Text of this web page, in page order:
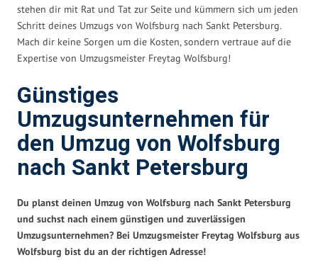
stehen dir mit Rat und Tat zur Seite und kümmern sich um jeden
Schritt deines Umzugs von Wolfsburg nach Sankt Petersburg.
Mach dir keine Sorgen um die Kosten, sondern vertraue auf die
Expertise von Umzugsmeister Freytag Wolfsburg!
Günstiges
Umzugsunternehmen für
den Umzug von Wolfsburg
nach Sankt Petersburg
Du planst deinen Umzug von Wolfsburg nach Sankt Petersburg
und suchst nach einem günstigen und zuverlässigen
Umzugsunternehmen? Bei Umzugsmeister Freytag Wolfsburg aus
Wolfsburg bist du an der richtigen Adresse!